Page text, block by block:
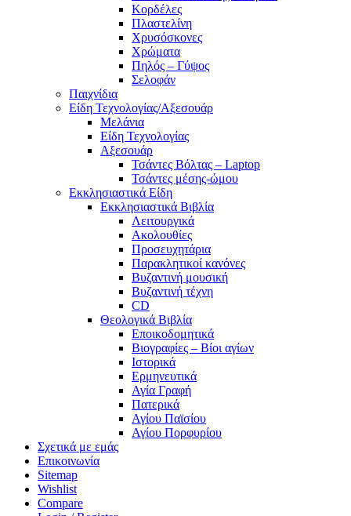
Κορδέλες
Πλαστελίνη
Χρυσόσκονες
Χρώματα
Πηλός – Γύψος
Σελοφάν
Παιχνίδια
Είδη Τεχνολογίας/Αξεσουάρ
Μελάνια
Είδη Τεχνολογίας
Αξεσουάρ
Τσάντες Βόλτας – Laptop
Τσάντες μέσης-ώμου
Εκκλησιαστικά Είδη
Εκκλησιαστικά Βιβλία
Λειτουργικά
Ακολουθίες
Προσευχητάρια
Παρακλητικοί κανόνες
Βυζαντινή μουσική
Βυζαντινή τέχνη
CD
Θεολογικά Βιβλία
Εποικοδομητικά
Βιογραφίες – Βίοι αγίων
Ιστορικά
Ερμηνευτικά
Αγία Γραφή
Πατερικά
Αγίου Παϊσίου
Αγίου Πορφυρίου
Σχετικά με εμάς
Επικοινωνία
Sitemap
Wishlist
Compare